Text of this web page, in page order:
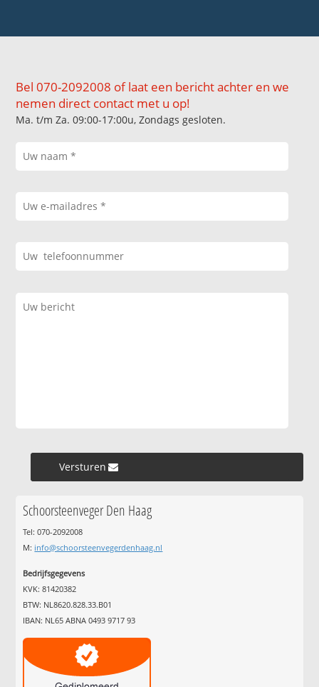
Bel 070-2092008 of laat een bericht achter en we
nemen direct contact met u op!
Ma. t/m Za. 09:00-17:00u, Zondags gesloten.
Versturen »
Schoorsteenveger Den Haag
Tel: 070-2092008
M: info@schoorsteenvegerdenhaag.nl
Bedrijfsgegevens
KVK: 81420382
BTW: NL8620.828.33.B01
IBAN: NL65 ABNA 0493 9717 93